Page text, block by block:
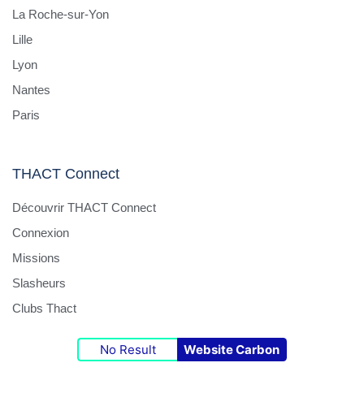
La Roche-sur-Yon
Lille
Lyon
Nantes
Paris
THACT Connect
Découvrir THACT Connect
Connexion
Missions
Slasheurs
Clubs Thact
No Result Website Carbon